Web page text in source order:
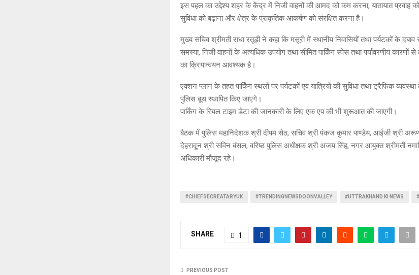
इस पहल का उद्देश्य शहर के केंद्र में निजी वाहनों की आमद को कम करना, यातायात प्रवाह
सुविधा को बढ़ाना और क्षेत्र के प्राकृतिक आकर्षण को संरक्षित करना है।
मुख्य सचिव श्रीमती राधा रतूड़ी ने कहा कि मसूरी में स्थानीय निवासियों तथा पर्यटकों के
समस्या, निजी वाहनों के अत्यधिक उपयोग तथा सीमित पार्किंग स्पेस तथा पर्यावरणीय कारणों
का क्रियान्वयन आवश्यक है।
एक्शन प्लान के तहत पार्किंग स्थलों पर पर्यटकों एव यात्रियों की सुविधा तथा ट्रैफिक
पुलिस बूथ स्थापित किए जाएगे।
पार्किंग के रियल टाइम डेटा की जानकारी के लिए एक एप की भी शुरूआत की जाएगी।
बैठक में पुलिस महानिदेशक श्री दीपम सेठ, सचिव श्री पंकज कुमार पाण्डेय, आईजी श्री अरूण
देहरादून श्री सविन बंसल, वरिष्ठ पुलिस अधीक्षक श्री अजय सिंह, नगर आयुक्त श्रीमती
अधिकारी मौजूद रहे।
#CHIEFSECREATARYUK #TRENDINGNEWSDOONVALLEY #UTTRAKHAND KI NEWS
SHARE 1
PREVIOUS POST